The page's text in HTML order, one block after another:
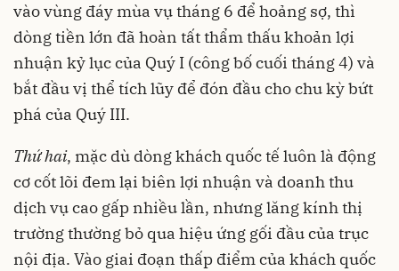
vào vùng đáy mùa vụ tháng 6 để hoảng sợ, thì
dòng tiền lớn đã hoàn tất thẩm thấu khoản lợi
nhuận kỷ lục của Quý I (công bố cuối tháng 4) và
bắt đầu vị thể tích lũy để đón đầu cho chu kỳ bứt
phá của Quý III.
Thứ hai, mặc dù dòng khách quốc tế luôn là động
cơ cốt lõi đem lại biên lợi nhuận và doanh thu
dịch vụ cao gấp nhiều lần, nhưng lăng kính thị
trường thường bỏ qua hiệu ứng gối đầu của trục
nội địa. Vào giai đoạn thấp điểm của khách quốc